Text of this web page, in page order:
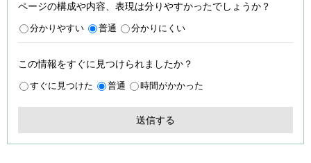
ページの構成や内容、表現は分りやすかったでしょうか？
分かりやすい 普通 分かりにくい
この情報をすぐに見つけられましたか？
すぐに見つけた 普通 時間がかかった